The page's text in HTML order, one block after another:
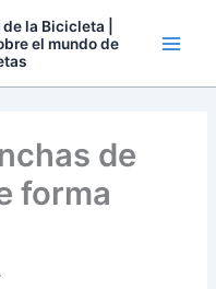
la Bicicleta |
el mundo de
de
forma